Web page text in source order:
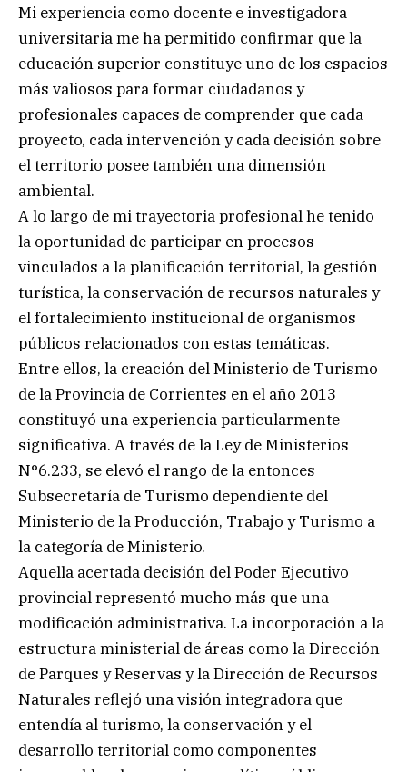
Mi experiencia como docente e investigadora
universitaria me ha permitido confirmar que la
educación superior constituye uno de los espacios
más valiosos para formar ciudadanos y
profesionales capaces de comprender que cada
proyecto, cada intervención y cada decisión sobre
el territorio posee también una dimensión
ambiental.
A lo largo de mi trayectoria profesional he tenido
la oportunidad de participar en procesos
vinculados a la planificación territorial, la gestión
turística, la conservación de recursos naturales y
el fortalecimiento institucional de organismos
públicos relacionados con estas temáticas.
Entre ellos, la creación del Ministerio de Turismo
de la Provincia de Corrientes en el año 2013
constituyó una experiencia particularmente
significativa. A través de la Ley de Ministerios
N°6.233, se elevó el rango de la entonces
Subsecretaría de Turismo dependiente del
Ministerio de la Producción, Trabajo y Turismo a
la categoría de Ministerio.
Aquella acertada decisión del Poder Ejecutivo
provincial representó mucho más que una
modificación administrativa. La incorporación a la
estructura ministerial de áreas como la Dirección
de Parques y Reservas y la Dirección de Recursos
Naturales reflejó una visión integradora que
entendía al turismo, la conservación y el
desarrollo territorial como componentes